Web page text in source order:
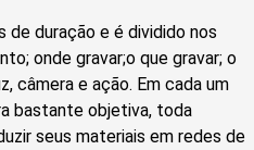
duração e é dividido nos
onde gravar;o que gravar; o
câmera e ação. Em cada um
bastante objetiva, toda
seus materiais em redes de